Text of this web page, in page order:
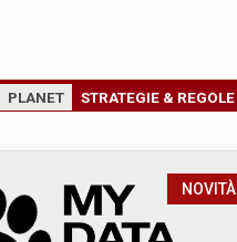
PLANET STRATEGIE & REGOLE
NOVITÀ